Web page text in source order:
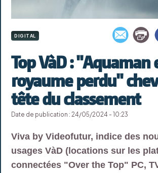
DIGITAL
Top VàD : "Aquaman
royaume perdu"
tête du classement
Date de publication : 24/05/2024 - 10:23
Viva by Videofutur, indice des
usages VàD (locations sur les
connectées "Over the Top" PC,